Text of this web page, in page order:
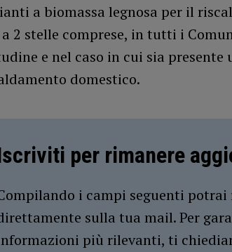
a biomassa legnosa per il
2 stelle comprese, in tutti i
e nel caso in cui sia
domestico.
per rimanere
i campi seguenti potrai
sulla tua mail. Per
più rilevanti, ti